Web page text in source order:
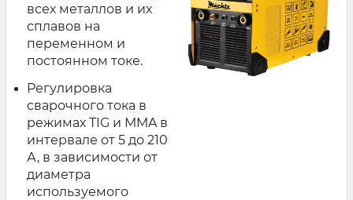
всех металлов и их
сплавов на
переменном и
постоянном токе.
Регулировка
сварочного тока в
режимах TIG и MMA в
интервале от 5 до 210
А, в зависимости от
диаметра
используемого